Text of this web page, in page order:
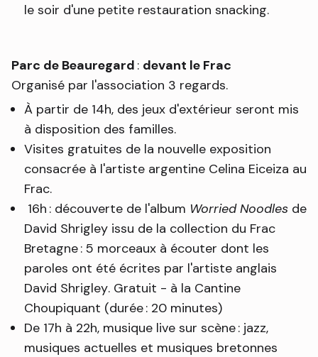
le soir d'une petite restauration snacking.
Parc de Beauregard : devant le Frac
Organisé par l'association 3 regards.
À partir de 14h, des jeux d'extérieur seront mis
à disposition des familles.
Visites gratuites de la nouvelle exposition
consacrée à l'artiste argentine Celina Eiceiza au
Frac.
16h : découverte de l'album Worried Noodles de
David Shrigley issu de la collection du Frac
Bretagne : 5 morceaux à écouter dont les
paroles ont été écrites par l'artiste anglais
David Shrigley. Gratuit - à la Cantine
Choupiquant (durée : 20 minutes)
De 17h à 22h, musique live sur scène : jazz,
musiques actuelles et musiques bretonnes